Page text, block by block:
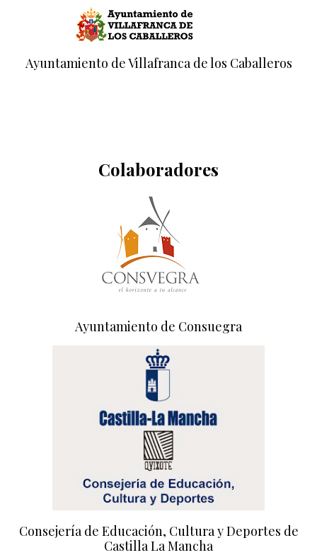
Ayuntamiento de Villafranca de los Caballeros
Colaboradores
Ayuntamiento de Consuegra
Consejería de Educación, Cultura y Deportes de
Castilla La Mancha